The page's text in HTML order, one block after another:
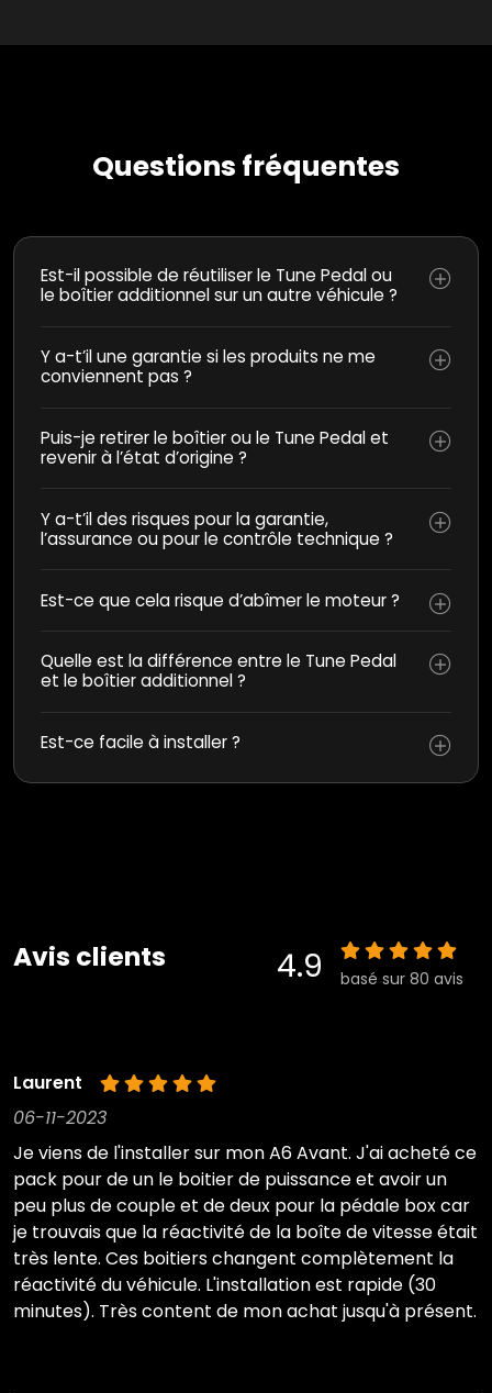
Questions fréquentes
Est-il possible de réutiliser le Tune Pedal ou
le boîtier additionnel sur un autre véhicule ?
Y a-t’il une garantie si les produits ne me
conviennent pas ?
Puis-je retirer le boîtier ou le Tune Pedal et
revenir à l’état d’origine ?
Y a-t’il des risques pour la garantie,
l’assurance ou pour le contrôle technique ?
Est-ce que cela risque d’abîmer le moteur ?
Quelle est la différence entre le Tune Pedal
et le boîtier additionnel ?
Est-ce facile à installer ?
Avis clients 4.9 basé sur 80 avis
Laurent
06-11-2023
Je viens de l'installer sur mon A6 Avant. J'ai acheté ce
pack pour de un le boitier de puissance et avoir un
peu plus de couple et de deux pour la pédale box car
je trouvais que la réactivité de la boîte de vitesse était
très lente. Ces boitiers changent complètement la
réactivité du véhicule. L'installation est rapide (30
minutes). Très content de mon achat jusqu'à présent.